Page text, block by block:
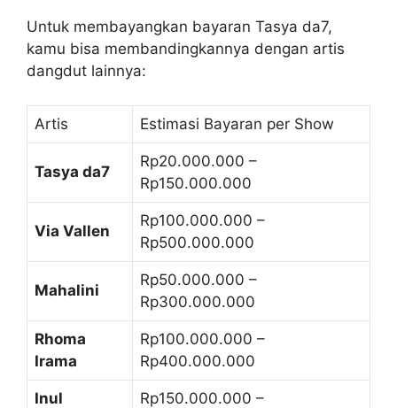
Untuk membayangkan bayaran Tasya da7,
kamu bisa membandingkannya dengan artis
dangdut lainnya:
Artis Estimasi Bayaran per Show
Tasya da7
Rp20.000.000 –
Rp150.000.000
Via Vallen
Rp100.000.000 –
Rp500.000.000
Mahalini
Rp50.000.000 –
Rp300.000.000
Rhoma
Irama
Rp100.000.000 –
Rp400.000.000
Inul
Rp150.000.000 –